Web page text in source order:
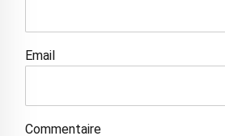
Email
Commentaire